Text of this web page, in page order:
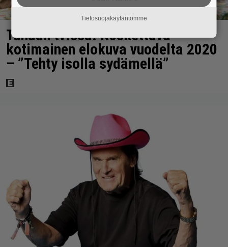
Tänään tv:ssä: Koskettava
kotimainen elokuva vuodelta 2020
– ”Tehty isolla sydämellä”
Tietosuojakäytäntömme